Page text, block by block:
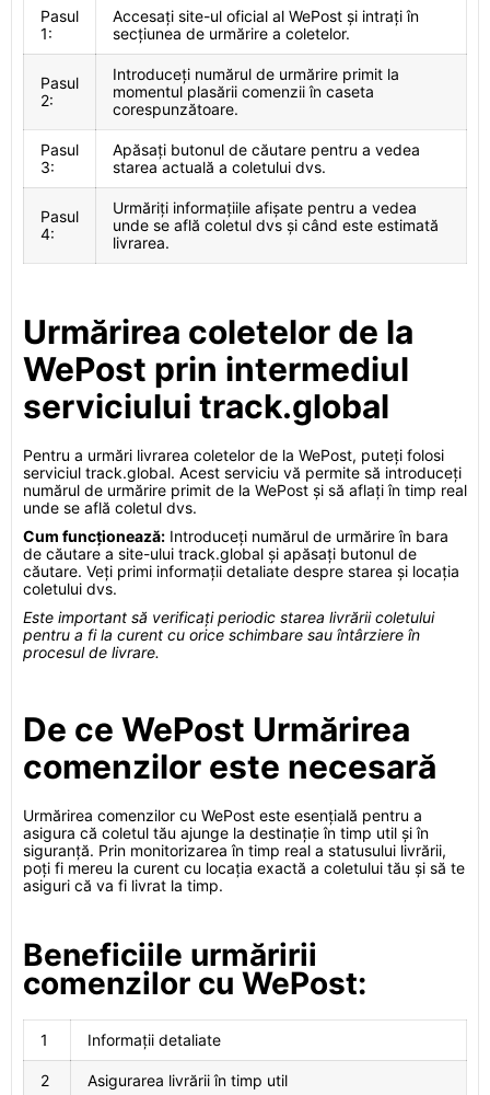
Pasul
1:
Accesați site-ul oficial al WePost și intrați în
secțiunea de urmărire a coletelor.
Pasul
2:
Introduceți numărul de urmărire primit la
momentul plasării comenzii în caseta
corespunzătoare.
Pasul
3:
Apăsați butonul de căutare pentru a vedea
starea actuală a coletului dvs.
Pasul
4:
Urmăriți informațiile afișate pentru a vedea
unde se află coletul dvs și când este estimată
livrarea.
Urmărirea coletelor de la
WePost prin intermediul
serviciului track.global
Pentru a urmări livrarea coletelor de la WePost, puteți folosi
serviciul track.global. Acest serviciu vă permite să introduceți
numărul de urmărire primit de la WePost și să aflați în timp real
unde se află coletul dvs.
Cum funcționează: Introduceți numărul de urmărire în bara
de căutare a site-ului track.global și apăsați butonul de
căutare. Veți primi informații detaliate despre starea și locația
coletului dvs.
Este important să verificați periodic starea livrării coletului
pentru a fi la curent cu orice schimbare sau întârziere în
procesul de livrare.
De ce WePost Urmărirea
comenzilor este necesară
Urmărirea comenzilor cu WePost este esențială pentru a
asigura că coletul tău ajunge la destinație în timp util și în
siguranță. Prin monitorizarea în timp real a statusului livrării,
poți fi mereu la curent cu locația exactă a coletului tău și să te
asiguri că va fi livrat la timp.
Beneficiile urmăririi
comenzilor cu WePost:
1 Informații detaliate
2 Asigurarea livrării în timp util